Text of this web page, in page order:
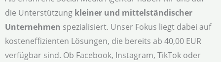
die Unterstützung kleiner und mittelständischer
Unternehmen spezialisiert. Unser Fokus liegt dabei auf
kosteneffizienten Lösungen, die bereits ab 40,00 EUR
verfügbar sind. Ob Facebook, Instagram, TikTok oder